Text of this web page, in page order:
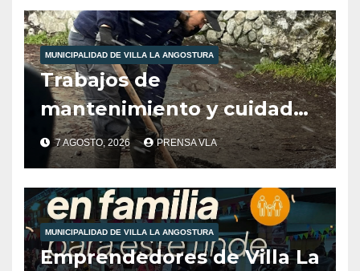
MUNICIPALIDAD DE VILLA LA ANGOSTURA
Trabajos de
mantenimiento y cuidados
ciudadanos en el marco de
las inclemencias climáticas
reinantes en la región
7 AGOSTO, 2026 PRENSA VLA
MUNICIPALIDAD DE VILLA LA ANGOSTURA
Emprendedores de Villa La